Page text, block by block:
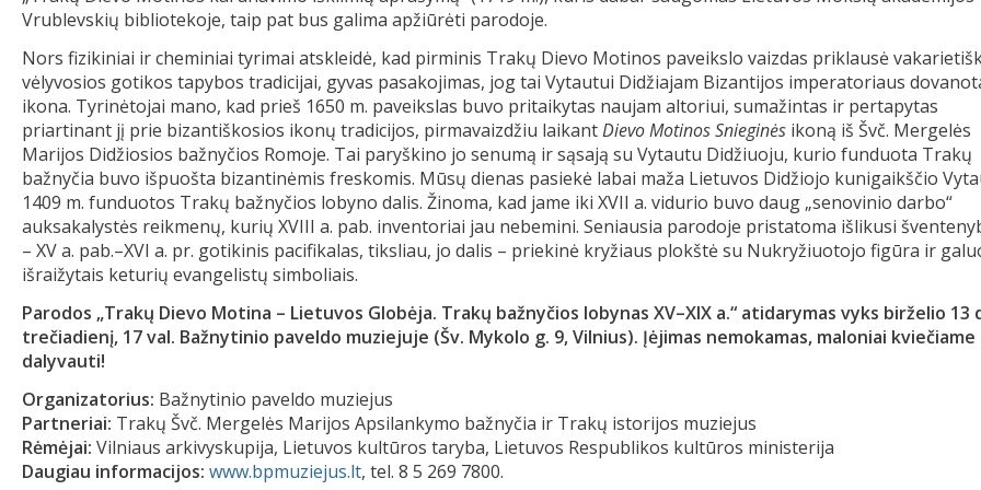
Vrublevskių bibliotekoje, taip pat bus galima apžiūrėti parodoje.
Nors fizikiniai ir cheminiai tyrimai atskleidė, kad pirminis Trakų Dievo Motinos paveikslo vaizdas priklausė
vėlyvosios gotikos tapybos tradicijai, gyvas pasakojimas, jog tai Vytautui Didžiajam Bizantijos imperatoriaus
ikona. Tyrinėtojai mano, kad prieš 1650 m. paveikslas buvo pritaikytas naujam altoriui, sumažintas ir pertapytas
priartinant jį prie bizantiškosios ikonų tradicijos, pirmavaizdžiu laikantDievo Motinos Snieginės ikoną iš Švč. Mergelės
Marijos Didžiosios bažnyčios Romoje. Tai paryškino jo senumą ir sąsają su Vytautu Didžiuoju, kurio funduota Trakų
bažnyčia buvo išpuošta bizantinėmis freskomis. Mūsų dienas pasiekė labai maža Lietuvos Didžiojo kunigaikščio
1409 m. funduotos Trakų bažnyčios lobyno dalis. Žinoma, kad jame iki XVII a. vidurio buvo daug „senovinio darbo“
auksakalystės reikmenų, kurių XVIII a. pab. inventoriai jau nebemini. Seniausia parodoje pristatoma išlikusi
– XV a. pab.–XVI a. pr. gotikinis pacifikalas, tiksliau, jo dalis – priekinė kryžiaus plokštė su Nukryžiuotojo figūra ir
išraižytais keturių evangelistų simboliais.
Parodos „Trakų Dievo Motina – Lietuvos Globėja. Trakų bažnyčios lobynas XV–XIX a.“ atidarymas vyks birželio 13
trečiadienį, 17 val. Bažnytinio paveldo muziejuje (Šv. Mykolo g. 9, Vilnius). Įėjimas nemokamas, maloniai kviečiame
dalyvauti!
Organizatorius: Bažnytinio paveldo muziejus
Partneriai: Trakų Švč. Mergelės Marijos Apsilankymo bažnyčia ir Trakų istorijos muziejus
Rėmėjai: Vilniaus arkivyskupija, Lietuvos kultūros taryba, Lietuvos Respublikos kultūros ministerija
Daugiau informacijos: www.bpmuziejus.lt, tel. 8 5 269 7800.